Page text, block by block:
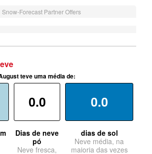
Snow-Forecast Partner Offers
teve uma média de:
0.0
Dias de neve
pó
Neve fresca,
0.0
dias de sol
Neve média, na
maioria das vezes